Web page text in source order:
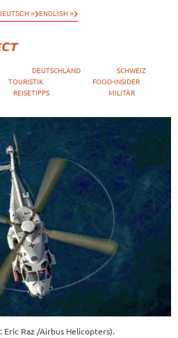
» ENGLISH »
DEUTSCHLAND
SCHWEIZ
TOURISTIK
FOOD-INSIDER
REISETIPPS MILITÄR
Eric Raz /Airbus Helicopters).